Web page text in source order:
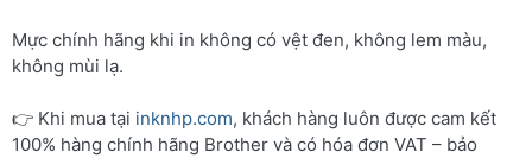
Mực chính hãng khi in không có vệt đen, không lem màu,
không mùi lạ.
👉 Khi mua tại inknhp.com, khách hàng luôn được cam kết
100% hàng chính hãng Brother và có hóa đơn VAT – bảo